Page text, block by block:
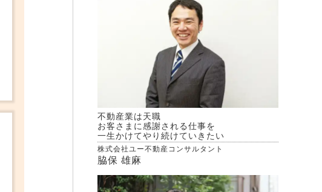
不動産業は天職
お客さまに感謝される仕事を
一生かけてやり続けていきたい
株式会社ユー不動産コンサルタント
脇保 雄麻